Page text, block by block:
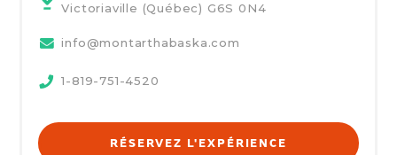
Victoriaville (Québec) G6S 0N4
info@montarthabaska.com
1-819-751-4520
RÉSERVEZ L'EXPÉRIENCE